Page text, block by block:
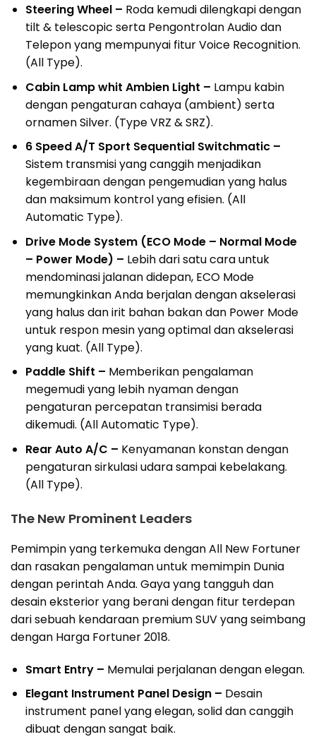
Steering Wheel – Roda kemudi dilengkapi dengan
tilt & telescopic serta Pengontrolan Audio dan
Telepon yang mempunyai fitur Voice Recognition.
(All Type).
Cabin Lamp whit Ambien Light – Lampu kabin
dengan pengaturan cahaya (ambient) serta
ornamen Silver. (Type VRZ & SRZ).
6 Speed A/T Sport Sequential Switchmatic –
Sistem transmisi yang canggih menjadikan
kegembiraan dengan pengemudian yang halus
dan maksimum kontrol yang efisien. (All
Automatic Type).
Drive Mode System (ECO Mode – Normal Mode
– Power Mode) – Lebih dari satu cara untuk
mendominasi jalanan didepan, ECO Mode
memungkinkan Anda berjalan dengan akselerasi
yang halus dan irit bahan bakan dan Power Mode
untuk respon mesin yang optimal dan akselerasi
yang kuat. (All Type).
Paddle Shift – Memberikan pengalaman
megemudi yang lebih nyaman dengan
pengaturan percepatan transimisi berada
dikemudi. (All Automatic Type).
Rear Auto A/C – Kenyamanan konstan dengan
pengaturan sirkulasi udara sampai kebelakang.
(All Type).
The New Prominent Leaders
Pemimpin yang terkemuka dengan All New Fortuner
dan rasakan pengalaman untuk memimpin Dunia
dengan perintah Anda. Gaya yang tangguh dan
desain eksterior yang berani dengan fitur terdepan
dari sebuah kendaraan premium SUV yang seimbang
dengan Harga Fortuner 2018.
Smart Entry – Memulai perjalanan dengan elegan.
Elegant Instrument Panel Design – Desain
instrument panel yang elegan, solid dan canggih
dibuat dengan sangat baik.